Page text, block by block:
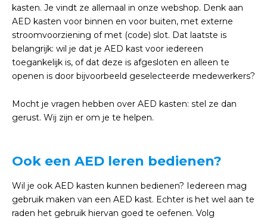
kasten. Je vindt ze allemaal in onze webshop. Denk aan
AED kasten voor binnen en voor buiten, met externe
stroomvoorziening of met (code) slot. Dat laatste is
belangrijk: wil je dat je AED kast voor iedereen
toegankelijk is, of dat deze is afgesloten en alleen te
openen is door bijvoorbeeld geselecteerde medewerkers?
Mocht je vragen hebben over AED kasten: stel ze dan
gerust. Wij zijn er om je te helpen.
Ook een AED leren bedienen?
Wil je ook AED kasten kunnen bedienen? Iedereen mag
gebruik maken van een AED kast. Echter is het wel aan te
raden het gebruik hiervan goed te oefenen. Volg